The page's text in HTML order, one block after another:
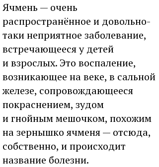
Ячмень — очень
распространённое и довольно-
таки неприятное заболевание,
встречающееся у детей
и взрослых. Это воспаление,
возникающее на веке, в сальной
железе, сопровождающееся
покраснением, зудом
и гнойным мешочком, похожим
на зернышко ячменя — отсюда,
собственно, и происходит
название болезни.